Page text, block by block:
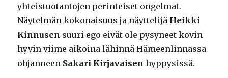
yhteistuotantojen perinteiset ongelmat.
Näytelmän kokonaisuus ja näyttelijä Heikki
Kinnusen suuri ego eivät ole pysyneet kovin
hyvin viime aikoina lähinnä Hämeenlinnassa
ohjanneen Sakari Kirjavaisen hyppysissä.